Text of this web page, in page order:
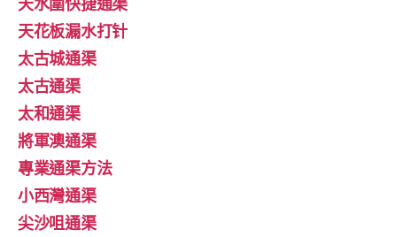
天花板漏水打针
太古城通渠
太古通渠
太和通渠
將軍澳通渠
專業通渠方法
小西灣通渠
尖沙咀通渠